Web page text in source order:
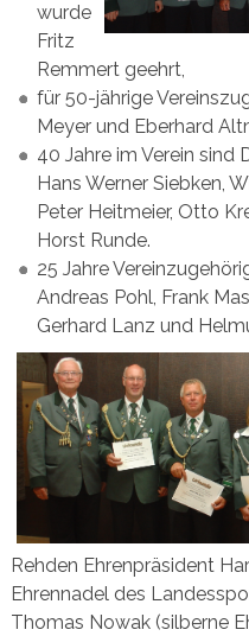
wurde
Fritz
Remmert geehrt,
für 50-jährige
Meyer und Eberhard
40 Jahre im Verein sind
Hans Werner Siebken,
Peter Heitmeier, Otto
Horst Runde.
25 Jahre
Andreas Pohl, Frank
Gerhard Lanz und
Rehden Ehrenpräsident
Ehrennadel des
Thomas Nowak (silberne